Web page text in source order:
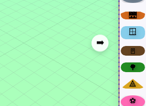
➡️
🌉
🪟
🚪
🌳
🔺
⚽